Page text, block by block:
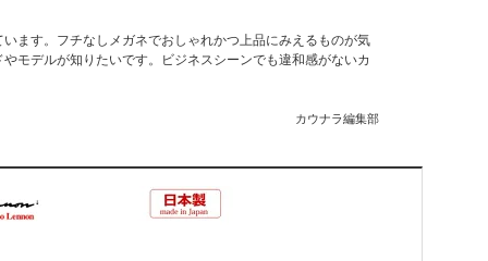
ます。フチなしメガネでおしゃれかつ上品にみえるものが気
モデルが知りたいです。ビジネスシーンでも違和感がないカ
カウナラ編集部